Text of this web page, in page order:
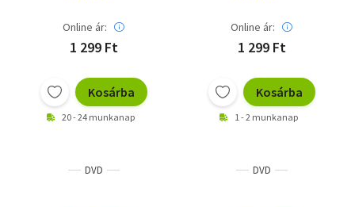
Online ár:
1 299 Ft
Kosárba
20 - 24 munkanap
Online ár:
1 299 Ft
Kosárba
1 - 2 munkanap
DVD DVD